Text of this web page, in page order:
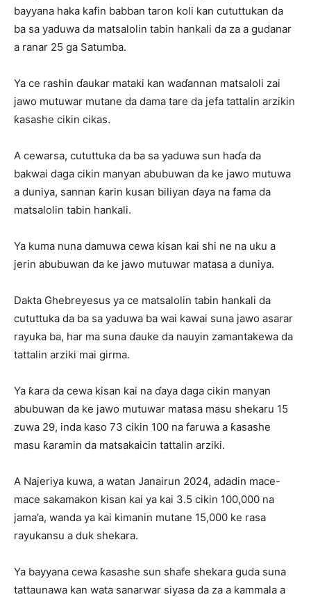
bayyana haka kafin babban taron koli kan cututtukan da
ba sa yaduwa da matsalolin tabin hankali da za a gudanar
a ranar 25 ga Satumba.
Ya ce rashin ɗaukar mataki kan waɗannan matsaloli zai
jawo mutuwar mutane da dama tare da jefa tattalin arzikin
ƙasashe cikin cikas.
A cewarsa, cututtuka da ba sa yaduwa sun haɗa da
bakwai daga cikin manyan abubuwan da ke jawo mutuwa
a duniya, sannan ƙarin kusan biliyan ɗaya na fama da
matsalolin tabin hankali.
Ya kuma nuna damuwa cewa kisan kai shi ne na uku a
jerin abubuwan da ke jawo mutuwar matasa a duniya.
Dakta Ghebreyesus ya ce matsalolin tabin hankali da
cututtuka da ba sa yaduwa ba wai kawai suna jawo asarar
rayuka ba, har ma suna ɗauke da nauyin zamantakewa da
tattalin arziki mai girma.
Ya ƙara da cewa kisan kai na ɗaya daga cikin manyan
abubuwan da ke jawo mutuwar matasa masu shekaru 15
zuwa 29, inda kaso 73 cikin 100 na faruwa a ƙasashe
masu ƙaramin da matsakaicin tattalin arziki.
A Najeriya kuwa, a watan Janairun 2024, adadin mace-
mace sakamakon kisan kai ya kai 3.5 cikin 100,000 na
jama’a, wanda ya kai kimanin mutane 15,000 ke rasa
rayukansu a duk shekara.
Ya bayyana cewa ƙasashe sun shafe shekara guda suna
tattaunawa kan wata sanarwar siyasa da za a kammala a